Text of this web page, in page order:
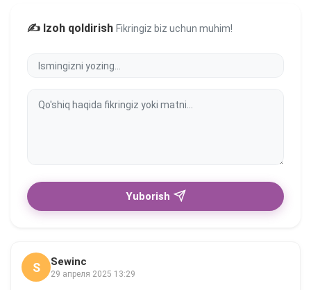
✍️ Izoh qoldirish Fikringiz biz uchun muhim!
Yuborish
S Sewinc
29 апреля 2025 13:29